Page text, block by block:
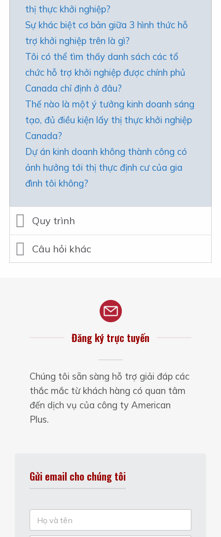
thị thực khởi nghiệp?
Sự khác biệt cơ bản giữa 3 hình thức hỗ
trợ khởi nghiệp trên là gì?
Tôi có thể tìm thấy danh sách các tổ
chức hỗ trợ khởi nghiệp được chính phủ
Canada chỉ định ở đâu?
Thế nào là một ý tưởng kinh doanh sáng
tạo, đủ điều kiện lấy thị thực khởi nghiệp
Canada?
Dự án kinh doanh không thành công có
ảnh hưởng tới thị thực định cư của gia
đình tôi không?
Quy trình
Câu hỏi khác
Đăng ký trực tuyến
Chúng tôi sẵn sàng hỗ trợ giải đáp các
thắc mắc từ khách hàng có quan tâm
đến dịch vụ của công ty American
Plus.
Gửi email cho chúng tôi